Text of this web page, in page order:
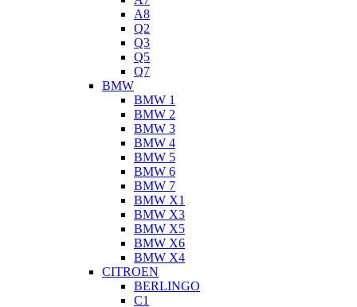
A8
Q2
Q3
Q5
Q7
BMW
BMW 1
BMW 2
BMW 3
BMW 4
BMW 5
BMW 6
BMW 7
BMW X1
BMW X3
BMW X5
BMW X6
BMW X4
CITROEN
BERLINGO
C1